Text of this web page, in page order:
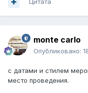
Цитата
monte carlo
Опубликовано:
с датами и стилем
место проведения.